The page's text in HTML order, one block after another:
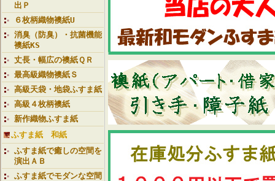
出Ｐ
６枚柄織物襖紙U
消臭（防臭）・抗菌機能
襖紙KS
丈長・幅広の襖紙ＱＲ
最高級織物襖紙Ｓ
高級天袋・地袋ふすま紙
高級４枚柄襖紙
新作織物ふすま紙
ふすま紙 和紙
ふすま紙で癒しの空間を
演出ＡＢ
ふすま紙でモダンな空間